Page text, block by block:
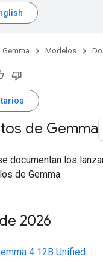
Gemma Modelos
de Gemma
documentan los
de Gemma.
2026
4 12B Unified.